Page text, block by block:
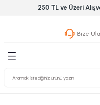
250 TL ve Üzeri
Bize
Geri
Geri
& Nalburiye
Grubu
Geri